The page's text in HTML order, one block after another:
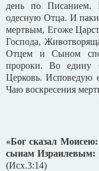
день по Писанием.
одесную Отца. И
мертвым, Егоже
Господа,
Отцем и Сыном
пророки. Во едину
Церковь. Исповедую
Чаю воскресения
«Бог сказал
сынам Израилевым:
(Исх.3:14)